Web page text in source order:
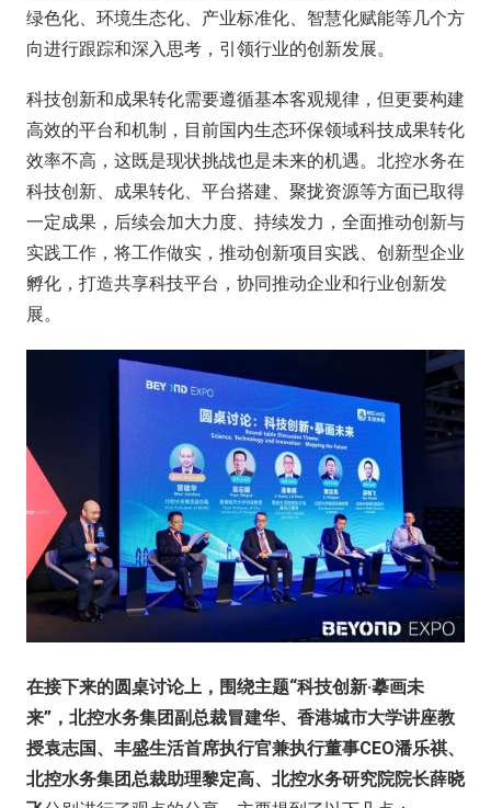
绿色化、环境生态化、产业标准化、智慧化赋能等几个方
向进行跟踪和深入思考，引领行业的创新发展。
科技创新和成果转化需要遵循基本客观规律，但更要构建
高效的平台和机制，目前国内生态环保领域科技成果转化
效率不高，这既是现状挑战也是未来的机遇。北控水务在
科技创新、成果转化、平台搭建、聚拢资源等方面已取得
一定成果，后续会加大力度、持续发力，全面推动创新与
实践工作，将工作做实，推动创新项目实践、创新型企业
孵化，打造共享科技平台，协同推动企业和行业创新发
展。
在接下来的圆桌讨论上，围绕主题“科技创新·摹画未
来”，北控水务集团副总裁冒建华、香港城市大学讲座教
授袁志国、丰盛生活首席执行官兼执行董事CEO潘乐祺、
北控水务集团总裁助理黎定高、北控水务研究院院长薛晓